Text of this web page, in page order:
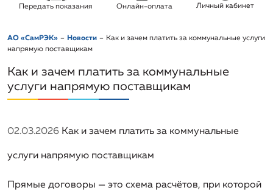
Руководство
Структура компании
Проекты и эффективность
Проектирование
Проектирование внутренних инженерных
коммуникаций по разделам ГСВ и ТМ
теплоснабжения
Проектирование узлов учета расходов газа, воды и
Капитальное строительство
Подготовка исходно-разрешительной документации
строительства
Строительный контроль выполнения объектов
Реализация имущества
Вакансии
Новости
Передать показания Онлайн-оплата Личный кабинет
АО «СамРЭК» Новости
Как и зачем платить за коммунальные услуги
напрямую поставщикам
Как и зачем платить за коммунальные
услуги напрямую поставщикам
02.03.2026 Как и зачем платить за коммунальные
услуги напрямую поставщикам
Прямые договоры — это схема расчётов, при которой